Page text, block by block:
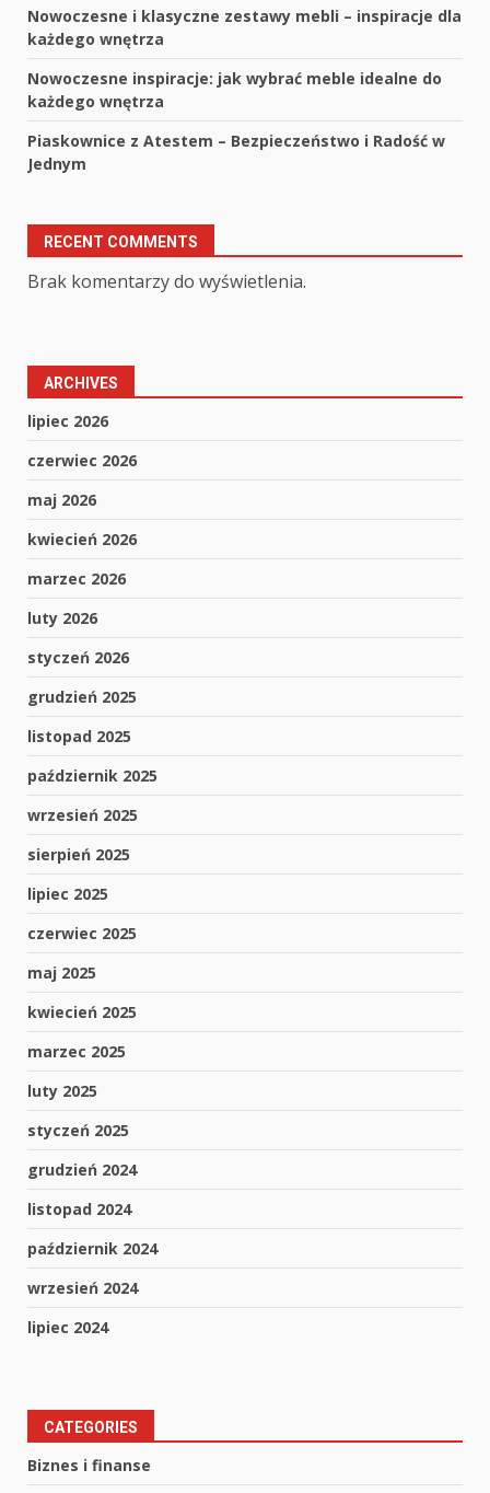
Nowoczesne i klasyczne zestawy mebli – inspiracje dla
każdego wnętrza
Nowoczesne inspiracje: jak wybrać meble idealne do
każdego wnętrza
Piaskownice z Atestem – Bezpieczeństwo i Radość w
Jednym
RECENT COMMENTS
Brak komentarzy do wyświetlenia.
ARCHIVES
lipiec 2026
czerwiec 2026
maj 2026
kwiecień 2026
marzec 2026
luty 2026
styczeń 2026
grudzień 2025
listopad 2025
październik 2025
wrzesień 2025
sierpień 2025
lipiec 2025
czerwiec 2025
maj 2025
kwiecień 2025
marzec 2025
luty 2025
styczeń 2025
grudzień 2024
listopad 2024
październik 2024
wrzesień 2024
lipiec 2024
CATEGORIES
Biznes i finanse